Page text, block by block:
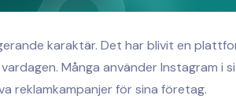
karaktär. Det har blivit en
Många använder Instagram i
reklamkampanjer för sina företag.